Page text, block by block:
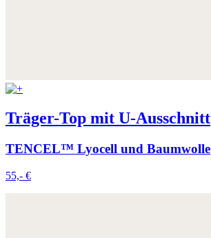
Träger-Top mit U-Ausschnitt
TENCEL™ Lyocell und Baumwolle
55,- €